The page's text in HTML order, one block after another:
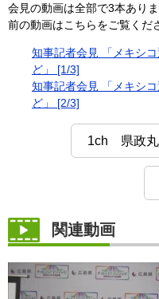
会見の動画は全部で3本ありま
前の動画はこちらをご覧くだ
知事記者会見 「メキシ
ど」 [1/3]
知事記者会見 「メキシ
ど」 [2/3]
1ch 県政丸
関連動画